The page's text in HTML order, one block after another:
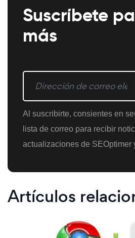
Suscríbete
más
Al suscribirte, consientes en
lista de correo para recibir
actualizaciones de SEOptimer
Artículos